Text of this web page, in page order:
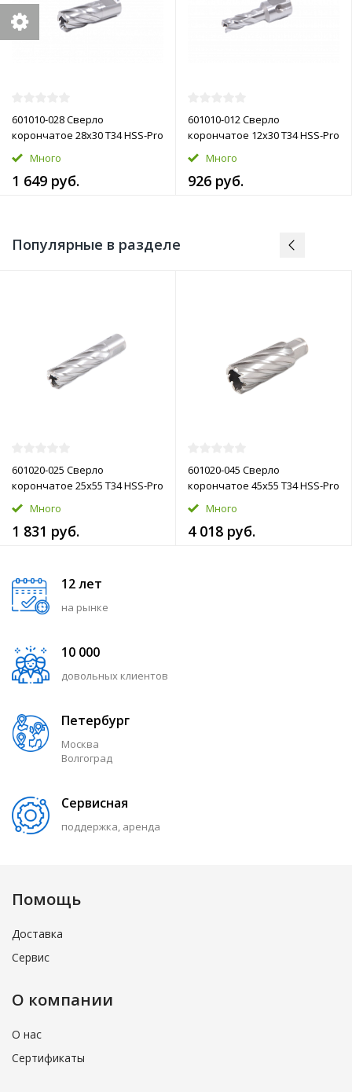
601010-028 Сверло
корончатое 28х30 T34 HSS-Pro
Много
1 649 руб.
601010-012 Сверло
корончатое 12х30 T34 HSS-Pro
Много
926 руб.
Популярные в разделе
601020-025 Сверло
корончатое 25х55 T34 HSS-Pro
Много
1 831 руб.
601020-045 Сверло
корончатое 45х55 T34 HSS-Pro
Много
4 018 руб.
12 лет
на рынке
10 000
довольных клиентов
Петербург
Москва
Волгоград
Сервисная
поддержка, аренда
Помощь
Доставка
Сервис
О компании
О нас
Сертификаты